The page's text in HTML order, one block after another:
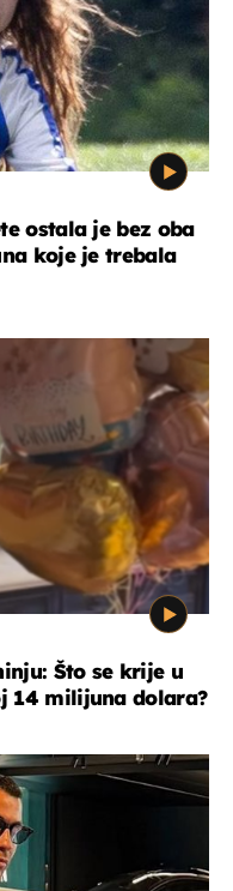
ostala je bez oba
koje je trebala
Što se krije u
14 milijuna dolara?